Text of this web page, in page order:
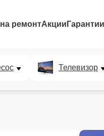
ремонтАкции Гарантии
Телевизор